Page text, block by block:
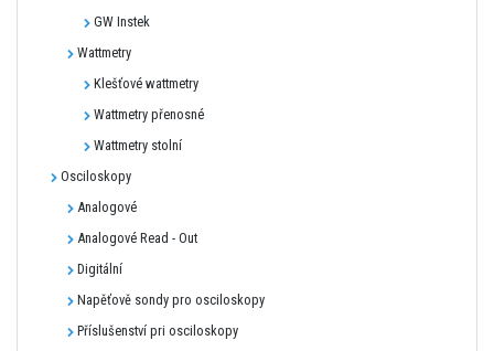
GW Instek
Wattmetry
Klešťové wattmetry
Wattmetry přenosné
Wattmetry stolní
Osciloskopy
Analogové
Analogové Read - Out
Digitální
Napěťově sondy pro osciloskopy
Příslušenství pri osciloskopy